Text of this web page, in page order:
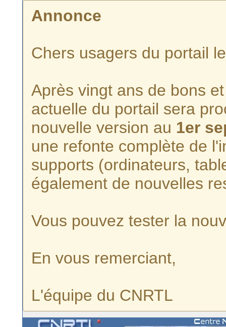
Annonce
Chers usagers du portail
Après vingt ans de bons
actuelle du portail sera
nouvelle version au 1er
une refonte complète de
supports (ordinateurs,
également de nouvelles
Vous pouvez tester la
En vous remerciant,
L'équipe du CNRTL